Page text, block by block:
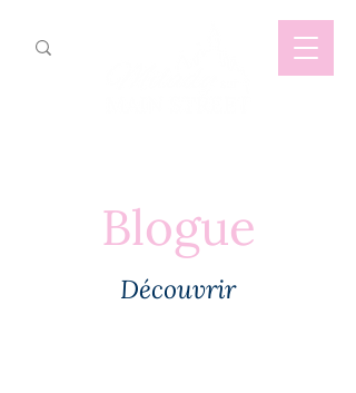
Blogue
Découvrir